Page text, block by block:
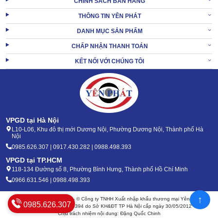
Chi tiết linh kiện không quá rườm rà, đều dễ nhìn, dễ tiếp cận nên
tháo lắp cũng nhanh chóng. Có nhu cầu thay mới hay sửa chữa,
bảo trì cũng dễ tự làm tại gia, không cần đến chuyên viên.
1.4 Cách dùng giản đơn, thao tác linh hoạt
Dùng máy dễ dàng hơn với 2 bước mô tả chi tiết dưới đây
THÔNG TIN YÊN PHÁT
DANH MỤC SẢN PHẨM
CHẤP NHẬN THANH TOÁN
KẾT NỐI VỚI CHÚNG TÔI
VPGD tại Hà Nội
L10-L06, Khu đô thị mới Dương Nội, Phường Dương Nội, Thành phố Hà
Nội
0985.626.307 | 0917.430.282 | 0988.498.393
VPGD tại TP.HCM
118-134 Đường số 8, Phường Bình Hưng, Thành phố Hồ Chí Minh
0966.631.546 | 0988.498.393
Bản quyền 2020 - 2026 – © Công ty TNHH Xuất nhập khẩu thương mại Yên Phát
Mã số thuế: 0105904394 do Sở KH&ĐT TP Hà Nội cấp ngày 30/05/2012
Chịu trách nhiệm nội dung: Đặng Quốc Chinh
0985.626.307 ↑